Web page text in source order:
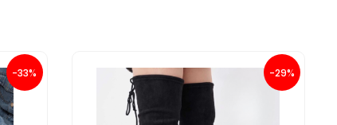
-33% -29%